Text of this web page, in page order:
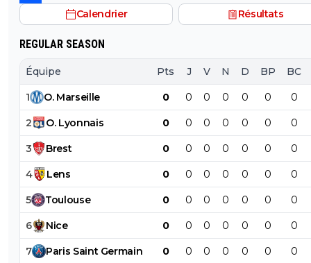
Calendrier Résultats
REGULAR SEASON
Équipe Pts J V N D BP BC
1 O. Marseille 0 0 0 0 0 0 0
2 O. Lyonnais 0 0 0 0 0 0 0
3 Brest 0 0 0 0 0 0 0
4 Lens 0 0 0 0 0 0 0
5 Toulouse 0 0 0 0 0 0 0
6 Nice 0 0 0 0 0 0 0
7 Paris Saint Germain 0 0 0 0 0 0 0